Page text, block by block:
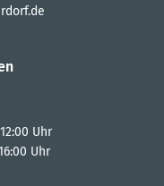
12:00 Uhr
Von 08:00 bis 12:00 Uhr
Uhr